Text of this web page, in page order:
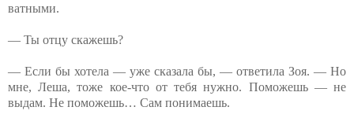
ватными.
— Ты отцу скажешь?
— Если бы хотела — уже сказала бы, — ответила Зоя. — Но
мне, Леша, тоже кое-что от тебя нужно. Поможешь — не
выдам. Не поможешь… Сам понимаешь.